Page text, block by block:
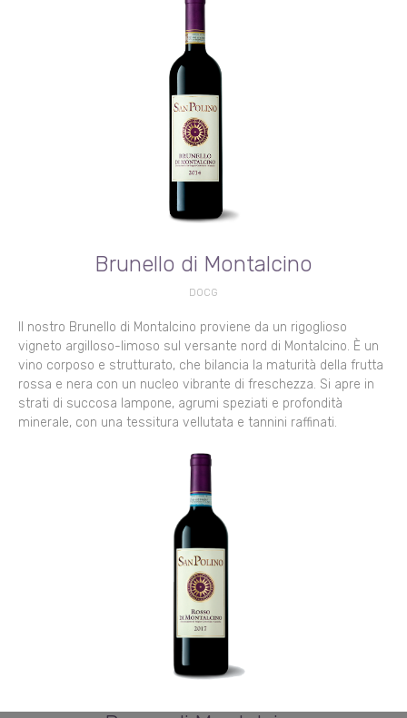
Brunello di Montalcino
DOCG
Il nostro Brunello di Montalcino proviene da un rigoglioso
vigneto argilloso-limoso sul versante nord di Montalcino. È un
vino corposo e strutturato, che bilancia la maturità della frutta
rossa e nera con un nucleo vibrante di freschezza. Si apre in
strati di succosa lampone, agrumi speziati e profondità
minerale, con una tessitura vellutata e tannini raffinati.